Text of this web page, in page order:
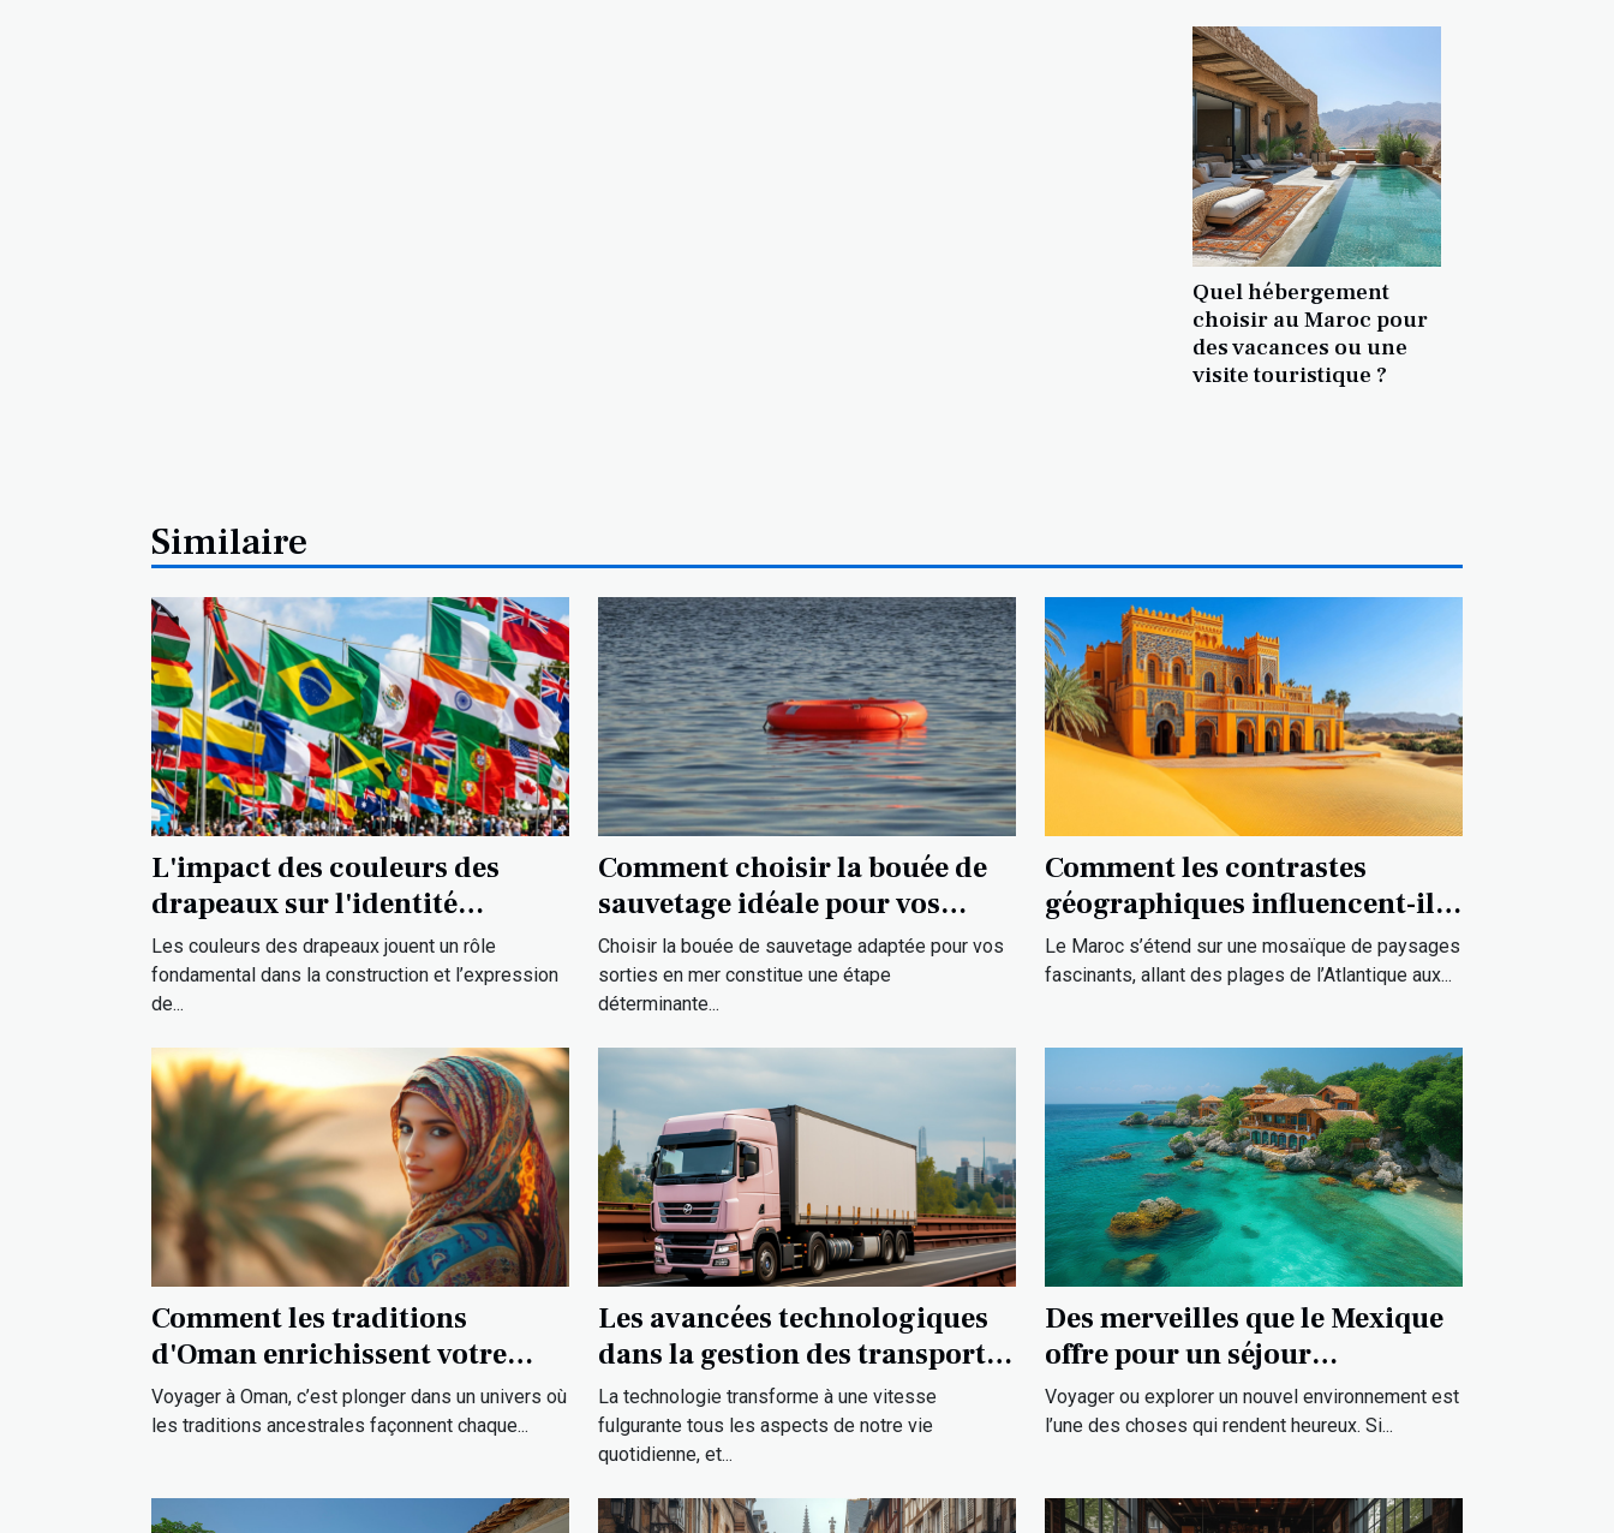
Quel hébergement
choisir au Maroc pour
des vacances ou une
visite touristique ?
Similaire
L'impact des couleurs des
drapeaux sur l'identité
culturelle
Les couleurs des drapeaux jouent un rôle
fondamental dans la construction et l’expression
de...
Comment choisir la bouée de
sauvetage idéale pour vos
sorties en mer ?
Choisir la bouée de sauvetage adaptée pour vos
sorties en mer constitue une étape
déterminante...
Comment les contrastes
géographiques influencent-ils
la culture marocaine ?
Le Maroc s’étend sur une mosaïque de paysages
fascinants, allant des plages de l’Atlantique aux...
Comment les traditions
d'Oman enrichissent votre
expérience de voyage ?
Voyager à Oman, c’est plonger dans un univers où
les traditions ancestrales façonnent chaque...
Les avancées technologiques
dans la gestion des transports
à Strasbourg
La technologie transforme à une vitesse
fulgurante tous les aspects de notre vie
quotidienne, et...
Des merveilles que le Mexique
offre pour un séjour
exceptionnel ?
Voyager ou explorer un nouvel environnement est
l’une des choses qui rendent heureux. Si...